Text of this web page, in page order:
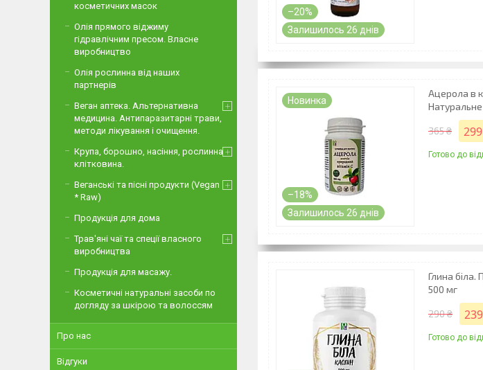
–20%
Залишилось 26 днів
Новинка
–18%
Залишилось 26 днів
Ацерола в
365 ₴
Готово до
Глина біла.
500 мг
290 ₴
Готово до
косметичних масок
Олія прямого віджиму
гідравлічним пресом. Власне
виробництво
Олія рослинна від наших
партнерів
Веган аптека. Альтернативна
медицина. Антипаразитарні трави,
методи лікування і очищення.
Крупа, борошно, насіння, рослинна
клітковина.
Веганські та пісні продукти (Vegan
* Raw)
Продукція для дома
Трав'яні чаї та спеції власного
виробництва
Продукція для масажу.
Косметичні натуральні засоби по
догляду за шкірою та волоссям
Про нас
Відгуки